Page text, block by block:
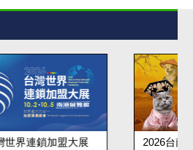
2026台南寵物展9/18-21台南